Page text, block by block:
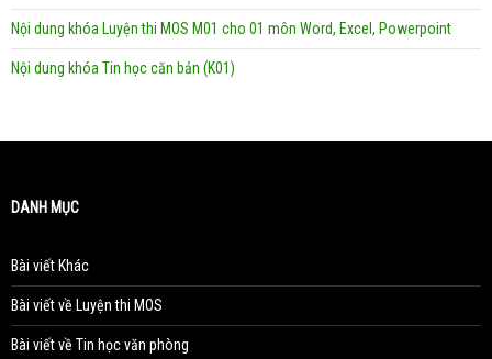
Nội dung khóa Luyện thi MOS M01 cho 01 môn Word, Excel, Powerpoint
Nội dung khóa Tin học căn bản (K01)
DANH MỤC
Bài viết Khác
Bài viết về Luyện thi MOS
Bài viết về Tin học văn phòng